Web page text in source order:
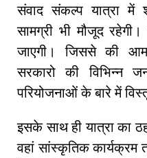
संवाद संकल्प यात्रा में
सामग्री भी मौजूद
जाएगी। जिससे की
सरकारो की विभिन्न
परियोजनाओं के बारे में
इसके साथ ही यात्रा का
वहां सांस्कृतिक कार्यक्रम